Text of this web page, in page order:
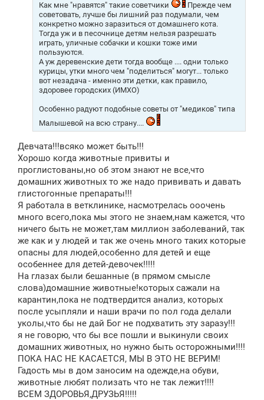
Как мне "нравятся" такие советчики
Прежде чем
советовать, лучше бы лишний раз подумали, чем
конкретно можно заразиться от домашнего кота.
Тогда уж и в песочнице детям нельзя разрешать
играть, уличные собачки и кошки тоже ими
пользуются.
А уж деревенские дети тогда вообще .... одни только
курицы, утки много чем "поделиться" могут... только
вот незадача - именно эти детки, как правило,
здоровее городских (ИМХО)
Особенно радуют подобные советы от "медиков" типа
Малышевой на всю страну....
Девчата!!!всяко может быть!!!
Хорошо когда животные привиты и
проглистованы,но об этом знают не все,что
домашних животных то же надо прививать и давать
глистогонные препараты!!!
Я работала в ветклинике, насмотрелась ооочень
много всего,пока мы этого не знаем,нам кажется, что
ничего быть не может,там миллион заболеваний, так
же как и у людей и так же очень много таких которые
опасны для людей,особенно для детей и еще
особеннее для детей-девочек!!!!!
На глазах были бешанные (в прямом смысле
слова)домашние животные!которых сажали на
карантин,пока не подтвердится анализ, которых
после усыпляли и наши врачи по пол года делали
уколы,что бы не дай Бог не подхватить эту заразу!!!
я не говорю, что бы все пошли и выкинули своих
домашних животных, но нужно быть осторожными!!!!
ПОКА НАС НЕ КАСАЕТСЯ, МЫ В ЭТО НЕ ВЕРИМ!
Гадость мы в дом заносим на одежде,на обуви,
животные любят полизать что не так лежит!!!!
ВСЕМ ЗДОРОВЬЯ,ДРУЗЬЯ!!!!!